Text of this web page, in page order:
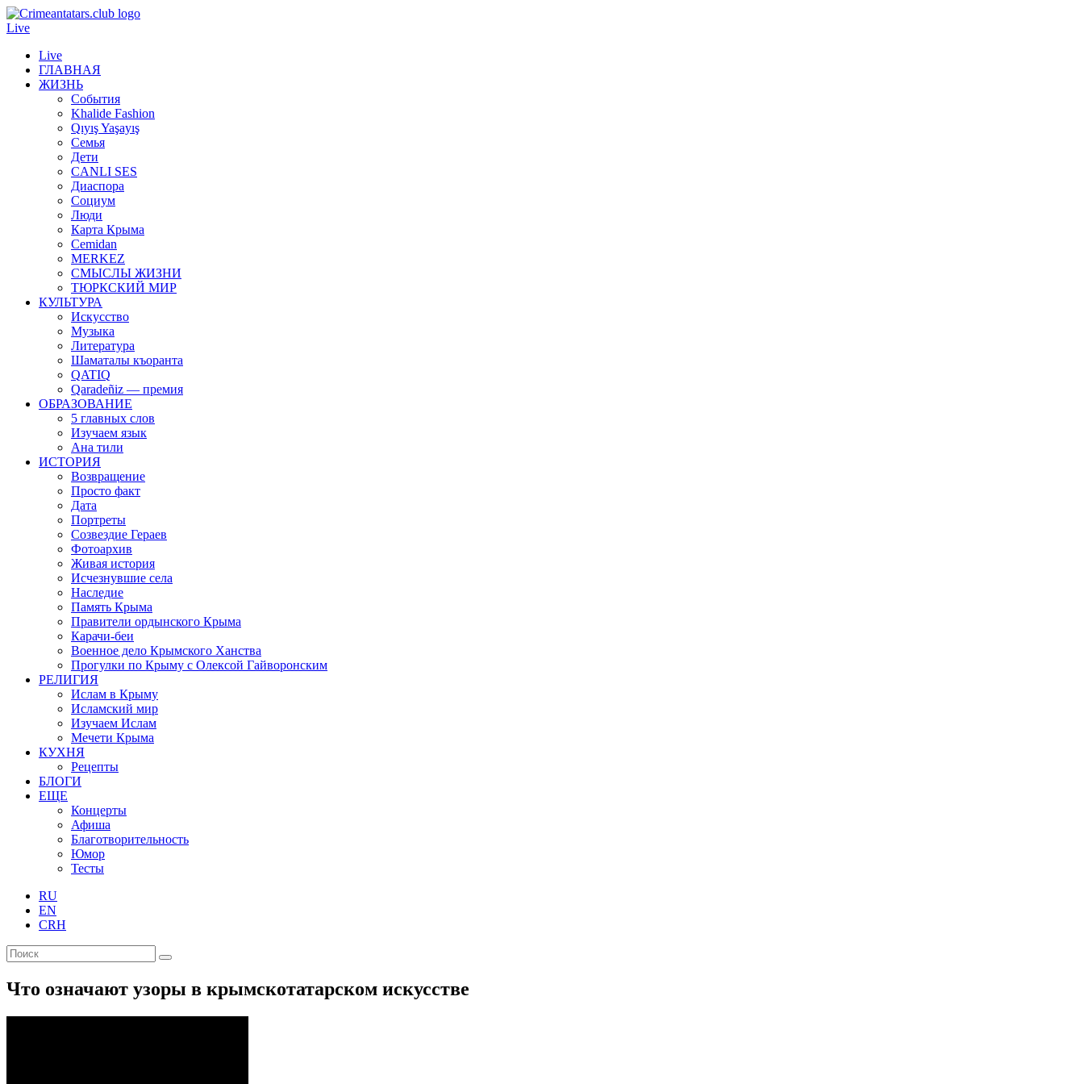
Live
Live
ГЛАВНАЯ
ЖИЗНЬ
События
Khalide Fashion
Qıyış Yaşayış
Семья
Дети
CANLI SES
Диаспора
Социум
Люди
Карта Крыма
Cemidan
МERKEZ
СМЫСЛЫ ЖИЗНИ
ТЮРКСКИЙ МИР
КУЛЬТУРА
Искусство
Музыка
Литература
Шаматалы къоранта
QATIQ
Qaradeñiz — премия
ОБРАЗОВАНИЕ
5 главных слов
Изучаем язык
Ана тили
ИСТОРИЯ
Возвращение
Просто факт
Дата
Портреты
Созвездие Гераев
Фотоархив
Живая история
Исчезнувшие села
Наследие
Память Крыма
Правители ордынского Крыма
Карачи-беи
Военное дело Крымского Ханства
Прогулки по Крыму с Олексой Гайворонским
РЕЛИГИЯ
Ислам в Крыму
Исламский мир
Изучаем Ислам
Мечети Крыма
КУХНЯ
Рецепты
БЛОГИ
ЕЩЕ
Концерты
Афиша
Благотворительность
Юмор
Тесты
RU
EN
CRH
Что означают узоры в крымскотатарском искусстве